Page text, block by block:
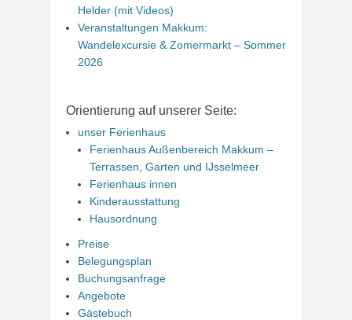
Helder (mit Videos)
Veranstaltungen Makkum:
Wandelexcursie & Zomermarkt – Sommer
2026
Orientierung auf unserer Seite:
unser Ferienhaus
Ferienhaus Außenbereich Makkum –
Terrassen, Garten und IJsselmeer
Ferienhaus innen
Kinderausstattung
Hausordnung
Preise
Belegungsplan
Buchungsanfrage
Angebote
Gästebuch